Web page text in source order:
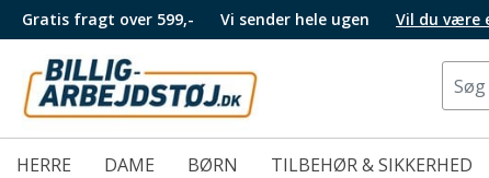
Gratis fragt over 599,- Vi sender hele ugen Vil du være
HERRE DAME BØRN TILBEHØR & SIKKERHED